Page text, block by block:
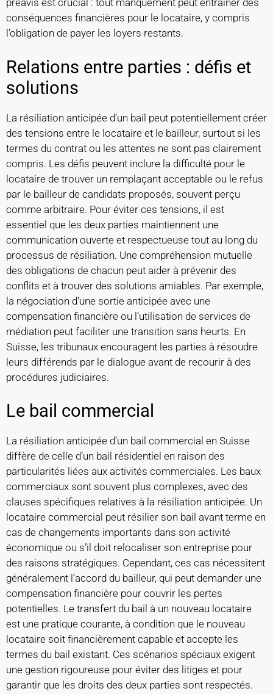
préavis est crucial : tout manquement peut entraîner des
conséquences financières pour le locataire, y compris
l’obligation de payer les loyers restants.
Relations entre parties : défis et
solutions
La résiliation anticipée d’un bail peut potentiellement créer
des tensions entre le locataire et le bailleur, surtout si les
termes du contrat ou les attentes ne sont pas clairement
compris. Les défis peuvent inclure la difficulté pour le
locataire de trouver un remplaçant acceptable ou le refus
par le bailleur de candidats proposés, souvent perçu
comme arbitraire. Pour éviter ces tensions, il est
essentiel que les deux parties maintiennent une
communication ouverte et respectueuse tout au long du
processus de résiliation. Une compréhension mutuelle
des obligations de chacun peut aider à prévenir des
conflits et à trouver des solutions amiables. Par exemple,
la négociation d’une sortie anticipée avec une
compensation financière ou l’utilisation de services de
médiation peut faciliter une transition sans heurts. En
Suisse, les tribunaux encouragent les parties à résoudre
leurs différends par le dialogue avant de recourir à des
procédures judiciaires.
Le bail commercial
La résiliation anticipée d’un bail commercial en Suisse
diffère de celle d’un bail résidentiel en raison des
particularités liées aux activités commerciales. Les baux
commerciaux sont souvent plus complexes, avec des
clauses spécifiques relatives à la résiliation anticipée. Un
locataire commercial peut résilier son bail avant terme en
cas de changements importants dans son activité
économique ou s’il doit relocaliser son entreprise pour
des raisons stratégiques. Cependant, ces cas nécessitent
généralement l’accord du bailleur, qui peut demander une
compensation financière pour couvrir les pertes
potentielles. Le transfert du bail à un nouveau locataire
est une pratique courante, à condition que le nouveau
locataire soit financièrement capable et accepte les
termes du bail existant. Ces scénarios spéciaux exigent
une gestion rigoureuse pour éviter des litiges et pour
garantir que les droits des deux parties sont respectés.